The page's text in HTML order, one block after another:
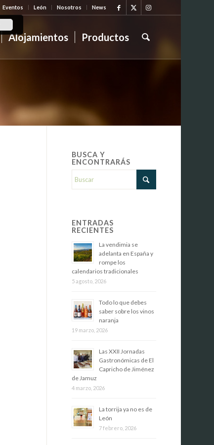
Eventos León Nosotros News
Alojamientos Productos
BUSCA Y
ENCONTRARÁS
ENTRADAS
RECIENTES
La vendimia se
adelanta en España y
rompe los
calendarios tradicionales
5 agosto, 2026
Todo lo que debes
saber sobre los vinos
naranja
19 marzo, 2026
Las XXII Jornadas
Gastronómicas de El
Capricho de Jiménez
de Jamuz
4 marzo, 2026
La torrija ya no es de
León
7 febrero, 2026